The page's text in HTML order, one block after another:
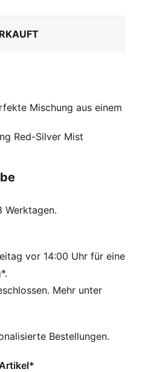
Mischung aus einem
und einem
Fußballschuh
Elemente wie die
Obermaterial hat.
Style ab.
als Schritt in eine
Optik
Seite und auf der Zunge
mit niedrigem Profil fürs
Red-Silver Mist
Werktagen.
vor 14:00 Uhr für eine
Mehr unter
Bestellungen.